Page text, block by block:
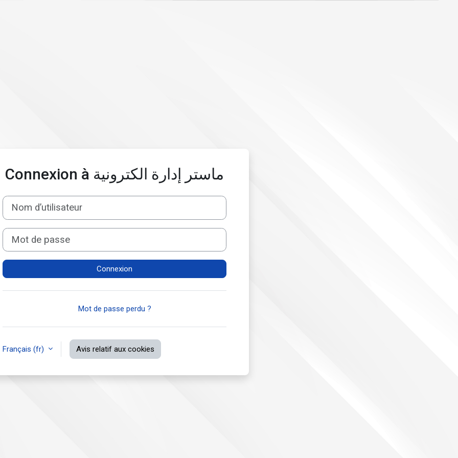
Connexion à ماستر إدارة الكترونية
Nom d’utilisateur
Mot de passe
Connexion
Mot de passe perdu ?
Français ‎(fr)‎ Avis relatif aux cookies